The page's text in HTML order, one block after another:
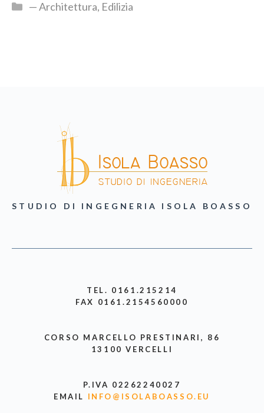
— Architettura, Edilizia
STUDIO DI INGEGNERIA ISOLA BOASSO
TEL. 0161.215214
FAX 0161.2154560000
CORSO MARCELLO PRESTINARI, 86
13100 VERCELLI
P.IVA 02262240027
EMAIL INFO@ISOLABOASSO.EU